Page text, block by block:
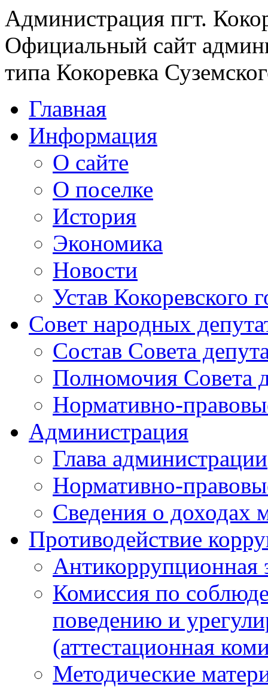
Администрация пгт.
Официальный сайт
типа Кокоревка
Главная
Информация
О сайте
О поселке
История
Экономика
Новости
Устав Кокоревского
Совет народных
Состав Совета
Полномочия Совета
Нормативно-
Администрация
Глава администрации
Нормативно-
Сведения о
Противодействие
Антикоррупционная
Комиссия по
поведению и
(аттестационная
Методические